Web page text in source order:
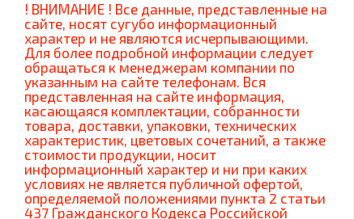
! ВНИМАНИЕ ! Все данные, представленные на
сайте, носят сугубо информационный
характер и не являются исчерпывающими.
Для более подробной информации следует
обращаться к менеджерам компании по
указанным на сайте телефонам. Вся
представленная на сайте информация,
касающаяся комплектации, собранности
товара, доставки, упаковки, технических
характеристик, цветовых сочетаний, а также
стоимости продукции, носит
информационный характер и ни при каких
условиях не является публичной офертой,
определяемой положениями пункта 2 статьи
437 Гражданского Кодекса Российской